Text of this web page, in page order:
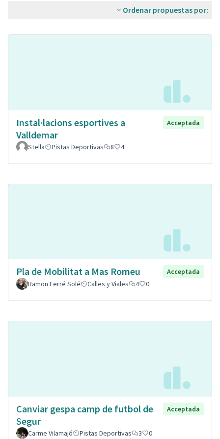
Ordenar propuestas por:
Instal·lacions esportives a
Valldemar
Acceptada
Stella Pistas Deportivas 8 4
Pla de Mobilitat a Mas Romeu
Acceptada
Ramon Ferré Solé
Calles y Viales 4 0
Canviar gespa camp de futbol de
Segur
Acceptada
Carme Vilamajó Pistas Deportivas 3 0